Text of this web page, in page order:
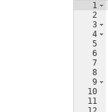
1
2
3
4
5
6
7
8
9
10
11